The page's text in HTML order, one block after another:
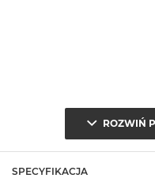
ROZWIŃ
SPECYFIKACJA